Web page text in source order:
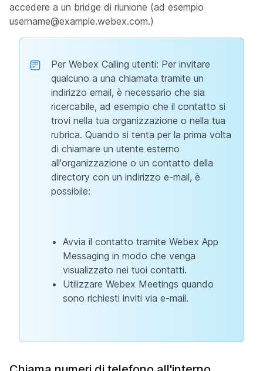
accedere a un bridge di riunione (ad esempio
username@example.webex.com.)
Per Webex Calling utenti: Per invitare
qualcuno a una chiamata tramite un
indirizzo email, è necessario che sia
ricercabile, ad esempio che il contatto si
trovi nella tua organizzazione o nella tua
rubrica. Quando si tenta per la prima volta
di chiamare un utente esterno
all'organizzazione o un contatto della
directory con un indirizzo e-mail, è
possibile:
Avvia il contatto tramite Webex App
Messaging in modo che venga
visualizzato nei tuoi contatti.
Utilizzare Webex Meetings quando
sono richiesti inviti via e-mail.